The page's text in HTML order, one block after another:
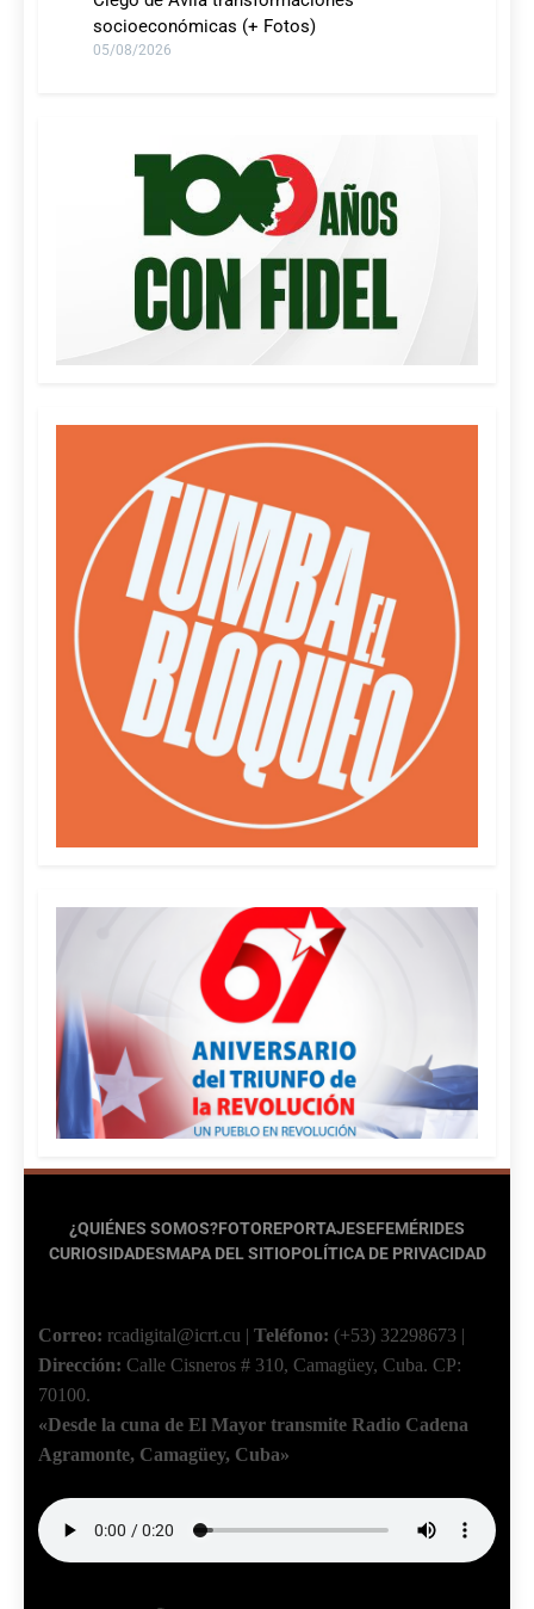
socioeconómicas (+ Fotos)
05/08/2026
¿QUIÉNES SOMOS?FOTOREPORTAJESEFEMÉRIDES
CURIOSIDADESMAPA DEL SITIOPOLÍTICA DE PRIVACIDAD
Correo: rcadigital@icrt.cu | Teléfono: (+53) 32298673 |
Dirección: Calle Cisneros # 310, Camagüey, Cuba. CP:
70100.
«Desde la cuna de El Mayor transmite Radio Cadena
Agramonte, Camagüey, Cuba»